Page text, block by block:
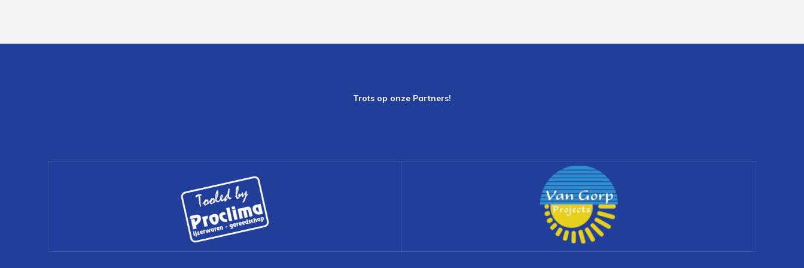
Trots op onze Partners!